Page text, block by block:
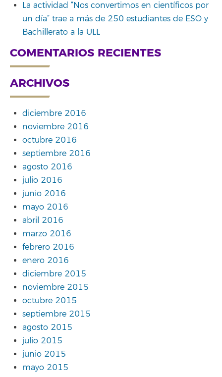
La actividad “Nos convertimos en científicos por
un día” trae a más de 250 estudiantes de ESO y
Bachillerato a la ULL
COMENTARIOS RECIENTES
ARCHIVOS
diciembre 2016
noviembre 2016
octubre 2016
septiembre 2016
agosto 2016
julio 2016
junio 2016
mayo 2016
abril 2016
marzo 2016
febrero 2016
enero 2016
diciembre 2015
noviembre 2015
octubre 2015
septiembre 2015
agosto 2015
julio 2015
junio 2015
mayo 2015